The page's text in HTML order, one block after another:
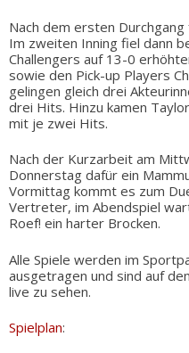
Nach dem ersten
Im zweiten Inning fiel dann
Challengers auf 13-0
sowie den Pick-up Players
gelingen gleich drei
drei Hits. Hinzu kamen
mit je zwei Hits.
Nach der Kurzarbeit am
Donnerstag dafür ein
Vormittag kommt es zum
Vertreter, im Abendspiel
Roef! ein harter Brocken.
Alle Spiele werden im
ausgetragen und sind auf
live zu sehen.
Spielplan: